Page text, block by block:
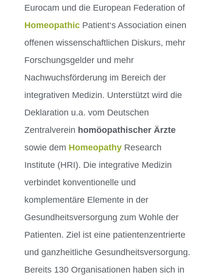
Eurocam und die European Federation of
Homeopathic Patient‘s Association einen
offenen wissenschaftlichen Diskurs, mehr
Forschungsgelder und mehr
Nachwuchsförderung im Bereich der
integrativen Medizin. Unterstützt wird die
Deklaration u.a. vom Deutschen
Zentralverein homöopathischer Ärzte
sowie dem Homeopathy Research
Institute (HRI). Die integrative Medizin
verbindet konventionelle und
komplementäre Elemente in der
Gesundheitsversorgung zum Wohle der
Patienten. Ziel ist eine patientenzentrierte
und ganzheitliche Gesundheitsversorgung.
Bereits 130 Organisationen haben sich in